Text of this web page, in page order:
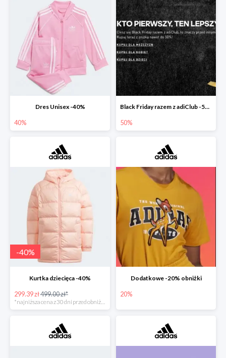
Dres Unisex -40%
40%
Black Friday razem z adiClub -50%
50%
-40%
Kurtka dziecięca -40%
299.39 zł499.00 zł*
Dodatkowe -20% obniżki
20%